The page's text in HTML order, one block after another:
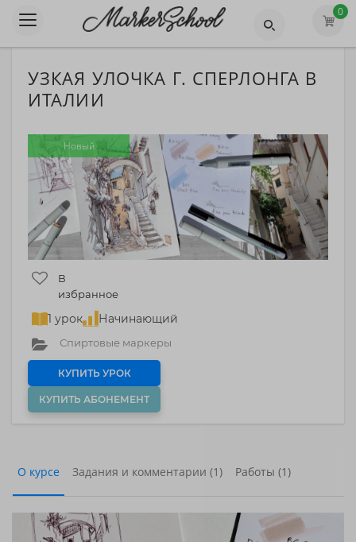
0
УЗКАЯ УЛОЧКА Г. СПЕРЛОНГА В
ИТАЛИИ
Новый
В
избранное
Спиртовые маркеры
1 урок Начинающий
КУПИТЬ УРОК
КУПИТЬ АБОНЕМЕНТ
О курсе Задания и комментарии (1) Работы (1)